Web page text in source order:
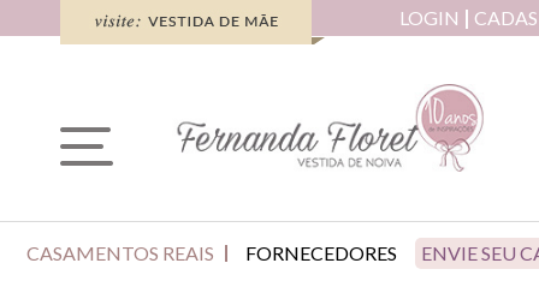
LOGIN
CASAMENTOS REAIS FORNECEDORES ENVIE SEU